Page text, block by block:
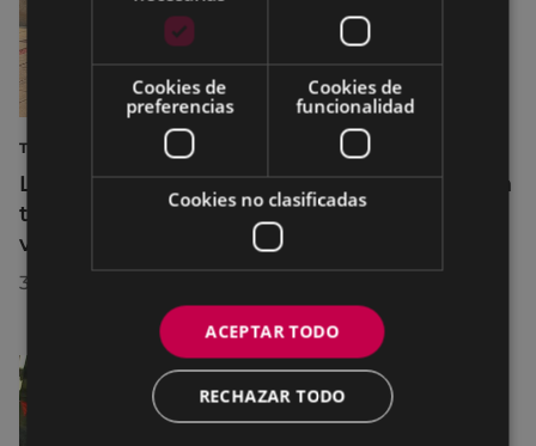
TURISMO
La diputada Azahara Domínguez destaca la
transformación turística de Eibar en su
visita a la localidad
30/07/2026
Cookies de
preferencias
Cookies de
funcionalidad
Cookies no clasificadas
ACEPTAR TODO
RECHAZAR TODO